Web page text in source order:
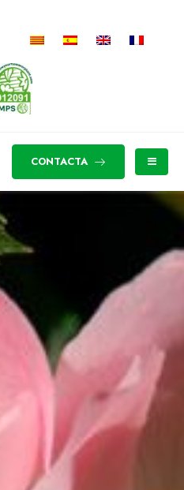
CONTACTA